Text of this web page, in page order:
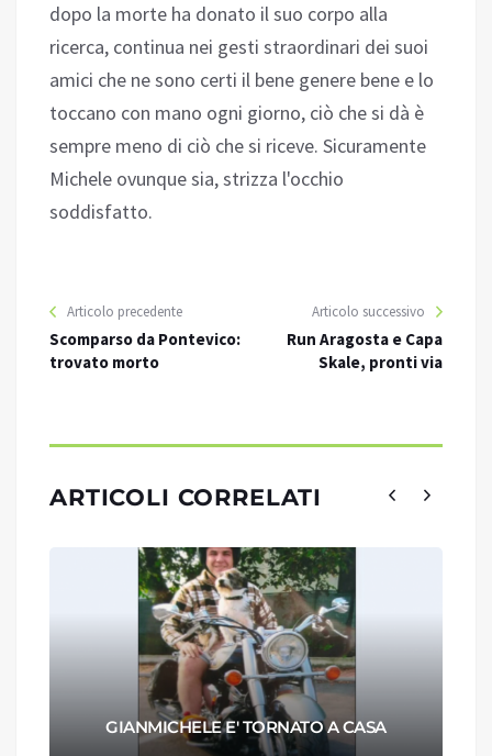
dopo la morte ha donato il suo corpo alla
ricerca, continua nei gesti straordinari dei suoi
amici che ne sono certi il bene genere bene e lo
toccano con mano ogni giorno, ciò che si dà è
sempre meno di ciò che si riceve. Sicuramente
Michele ovunque sia, strizza l'occhio
soddisfatto.
Articolo precedente
Scomparso da Pontevico:
trovato morto
Articolo successivo
Run Aragosta e Capa
Skale, pronti via
ARTICOLI CORRELATI
GIANMICHELE E' TORNATO A CASA